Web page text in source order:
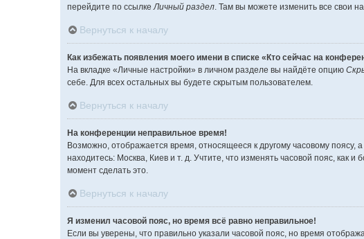
перейдите по ссылкеЛичный раздел. Там вы можете изменить все свои
Вернуться к началу
Как избежать появления моего имени в списке «Кто сейчас на
На вкладке «Личные настройки» в личном разделе вы найдёте опцию
себе. Для всех остальных вы будете скрытым пользователем.
Вернуться к началу
На конференции неправильное время!
Возможно, отображается время, относящееся к другому часовому поясу,
находитесь: Москва, Киев и т. д. Учтите, что изменять часовой пояс, как
момент сделать это.
Вернуться к началу
Я изменил часовой пояс, но время всё равно неправильное!
Если вы уверены, что правильно указали часовой пояс, но время